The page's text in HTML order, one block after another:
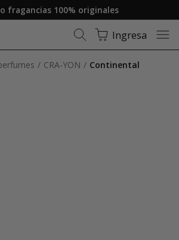
fragancias 100% originales
Ingresa
CRA-YON Continental